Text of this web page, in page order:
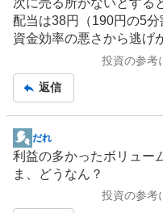
記
事
次に売る所がないとする
配当は38円（190円の5
資金効率の悪さから逃げ
投資の参考
返信
掲
示
板
だれ
利益の多かったボリュー
ま、どうなん？
投資の参考